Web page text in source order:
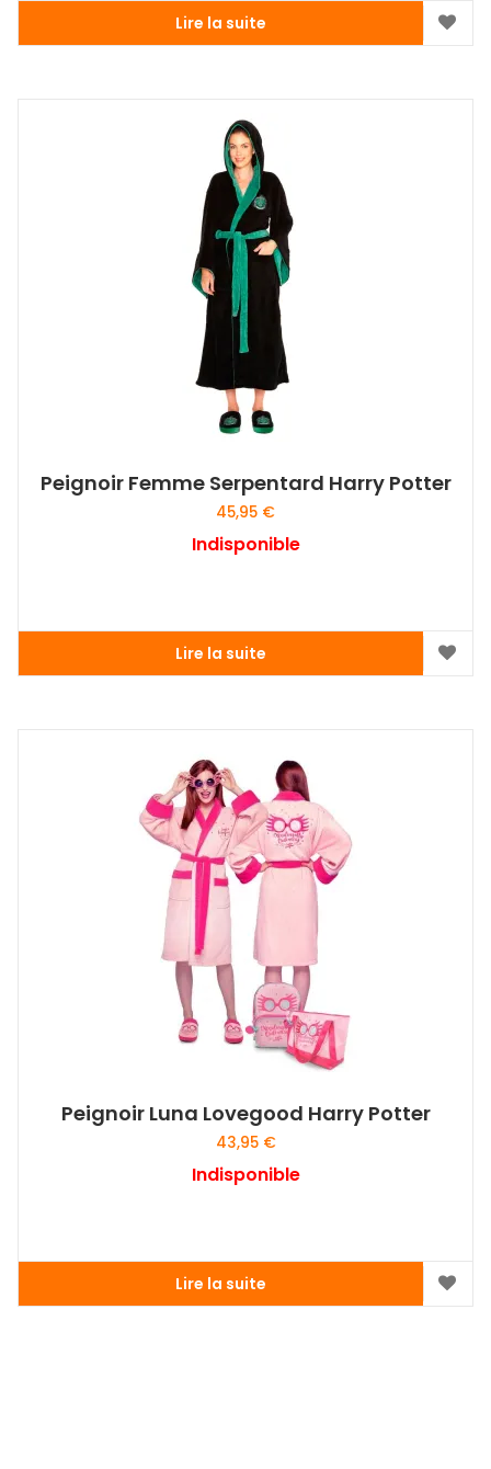
Lire la suite
Peignoir Femme Serpentard Harry Potter
45,95 €
Indisponible
Lire la suite
Peignoir Luna Lovegood Harry Potter
43,95 €
Indisponible
Lire la suite